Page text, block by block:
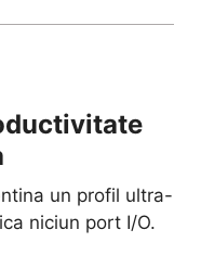
un profil ultra-
niciun port I/O.